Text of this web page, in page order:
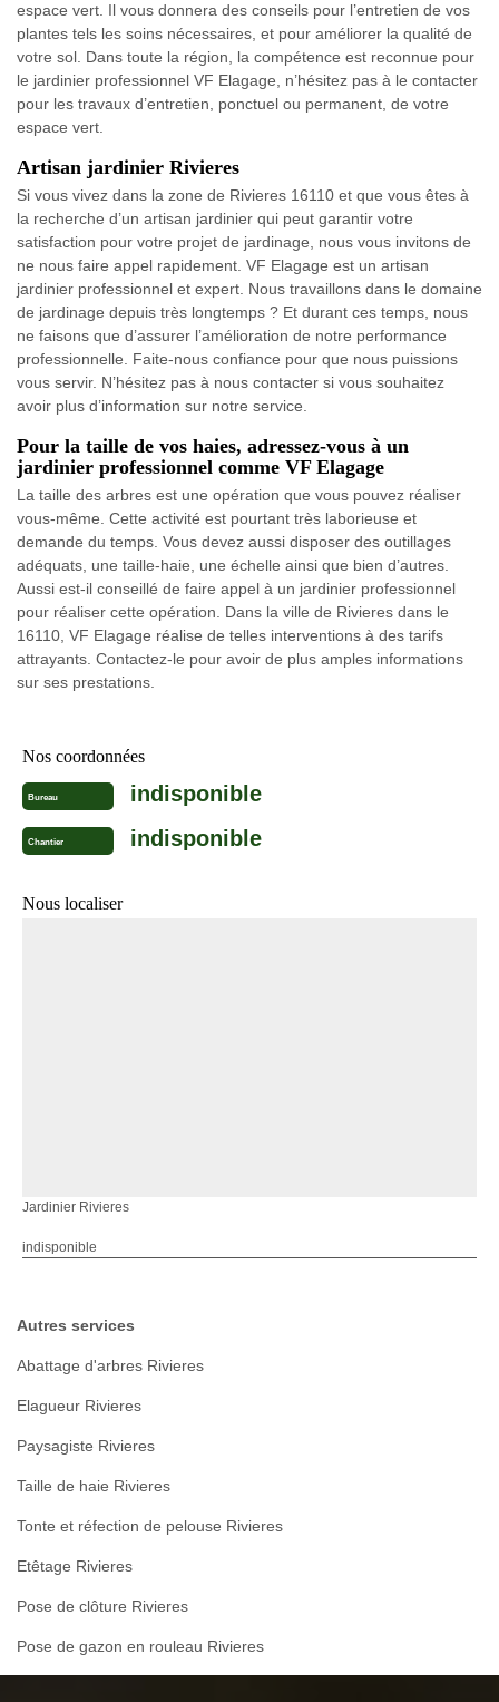
espace vert. Il vous donnera des conseils pour l’entretien de vos
plantes tels les soins nécessaires, et pour améliorer la qualité de
votre sol. Dans toute la région, la compétence est reconnue pour
le jardinier professionnel VF Elagage, n’hésitez pas à le contacter
pour les travaux d’entretien, ponctuel ou permanent, de votre
espace vert.
Artisan jardinier Rivieres
Si vous vivez dans la zone de Rivieres 16110 et que vous êtes à
la recherche d’un artisan jardinier qui peut garantir votre
satisfaction pour votre projet de jardinage, nous vous invitons de
ne nous faire appel rapidement. VF Elagage est un artisan
jardinier professionnel et expert. Nous travaillons dans le domaine
de jardinage depuis très longtemps ? Et durant ces temps, nous
ne faisons que d’assurer l’amélioration de notre performance
professionnelle. Faite-nous confiance pour que nous puissions
vous servir. N’hésitez pas à nous contacter si vous souhaitez
avoir plus d’information sur notre service.
Pour la taille de vos haies, adressez-vous à un
jardinier professionnel comme VF Elagage
La taille des arbres est une opération que vous pouvez réaliser
vous-même. Cette activité est pourtant très laborieuse et
demande du temps. Vous devez aussi disposer des outillages
adéquats, une taille-haie, une échelle ainsi que bien d’autres.
Aussi est-il conseillé de faire appel à un jardinier professionnel
pour réaliser cette opération. Dans la ville de Rivieres dans le
16110, VF Elagage réalise de telles interventions à des tarifs
attrayants. Contactez-le pour avoir de plus amples informations
sur ses prestations.
Nos coordonnées
Bureau indisponible
Chantier indisponible
Nous localiser
Jardinier Rivieres
indisponible
Autres services
Abattage d'arbres Rivieres
Elagueur Rivieres
Paysagiste Rivieres
Taille de haie Rivieres
Tonte et réfection de pelouse Rivieres
Etêtage Rivieres
Pose de clôture Rivieres
Pose de gazon en rouleau Rivieres